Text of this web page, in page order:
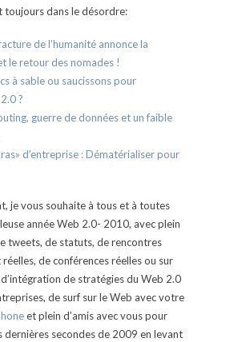
toujours dans le désordre:
de l’humanité annonce la
le retour des nomades !
à sable ou saucissons pour
?
guerre de données et un faible
d’entreprise : Dématérialiser pour
je vous souhaite à tous et à toutes
année Web 2.0- 2010, avec plein
tweets, de statuts, de rencontres
de conférences réelles ou sur
de stratégies du Web 2.0
de surf sur le Web avec votre
et plein d’amis avec vous pour
dernières secondes de 2009 en levant